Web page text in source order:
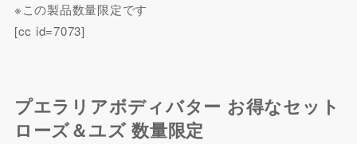
※この製品数量限定です
[cc id=7073]
プエラリアボディバター お得なセット
ローズ＆ユズ 数量限定